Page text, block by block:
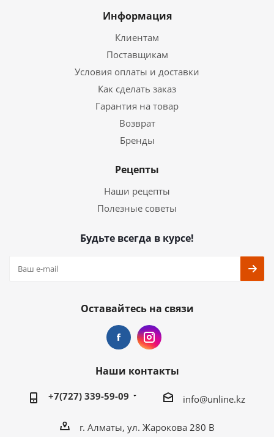
Информация
Клиентам
Поставщикам
Условия оплаты и доставки
Как сделать заказ
Гарантия на товар
Возврат
Бренды
Рецепты
Наши рецепты
Полезные советы
Будьте всегда в курсе!
Оставайтесь на связи
Наши контакты
+7(727) 339-59-09 info@unline.kz
г. Алматы, ул. Жарокова 280 В